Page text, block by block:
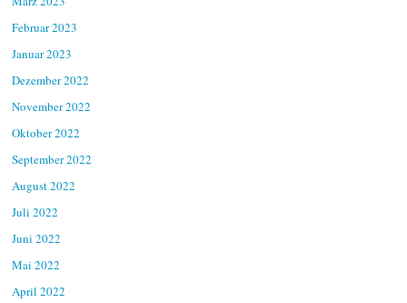
Februar 2023
Januar 2023
Dezember 2022
November 2022
Oktober 2022
September 2022
August 2022
Juli 2022
Juni 2022
Mai 2022
April 2022